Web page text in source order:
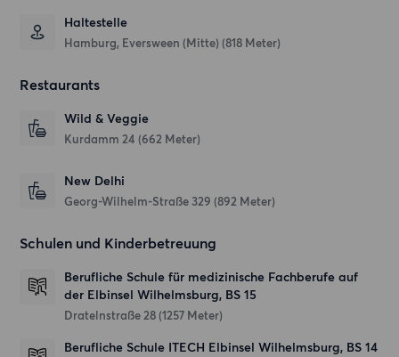
Haltestelle
Hamburg, Eversween (Mitte) (818 Meter)
Restaurants
Wild & Veggie
Kurdamm 24 (662 Meter)
New Delhi
Georg-Wilhelm-Straße 329 (892 Meter)
Schulen und Kinderbetreuung
Berufliche Schule für medizinische Fachberufe auf
der Elbinsel Wilhelmsburg, BS 15
Dratelnstraße 28 (1257 Meter)
Berufliche Schule ITECH Elbinsel Wilhelmsburg, BS 14